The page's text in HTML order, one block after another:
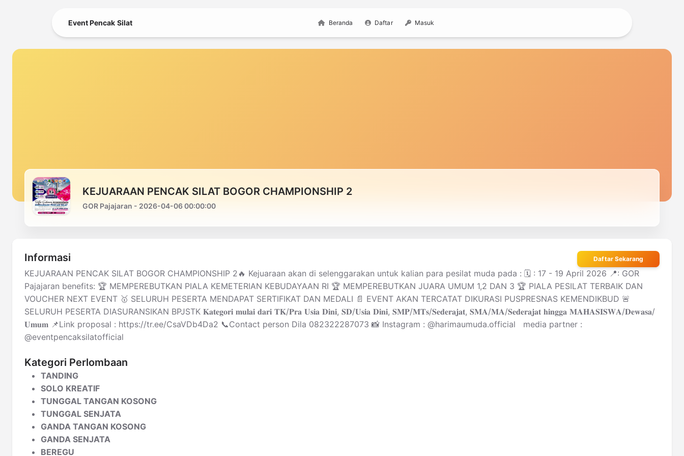
Event Pencak Silat Beranda Daftar Masuk
KEJUARAAN PENCAK SILAT BOGOR CHAMPIONSHIP 2
GOR Pajajaran - 2026-04-06 00:00:00
Informasi Daftar Sekarang
KEJUARAAN PENCAK SILAT BOGOR CHAMPIONSHIP 2🔥 Kejuaraan akan di selenggarakan untuk kalian para pesilat muda pada : 🗓️ : 17 - 19 April 2026 📍: GOR
Pajajaran benefits: 🏆 MEMPEREBUTKAN PIALA KEMETERIAN KEBUDAYAAN RI 🏆 MEMPEREBUTKAN JUARA UMUM 1,2 DAN 3 🏆 PIALA PESILAT TERBAIK DAN
VOUCHER NEXT EVENT 🥇 SELURUH PESERTA MENDAPAT SERTIFIKAT DAN MEDALI 📄 EVENT AKAN TERCATAT DIKURASI PUSPRESNAS KEMENDIKBUD 🚨
SELURUH PESERTA DIASURANSIKAN BPJSTK 𝐊𝐚𝐭𝐞𝐠𝐨𝐫𝐢 𝐦𝐮𝐥𝐚𝐢 𝐝𝐚𝐫𝐢 𝐓𝐊/𝐏𝐫𝐚 𝐔𝐬𝐢𝐚 𝐃𝐢𝐧𝐢, 𝐒𝐃/𝐔𝐬𝐢𝐚 𝐃𝐢𝐧𝐢, 𝐒𝐌𝐏/𝐌𝐓𝐬/𝐒𝐞𝐝𝐞𝐫𝐚𝐣𝐚𝐭, 𝐒𝐌𝐀/𝐌𝐀/𝐒𝐞𝐝𝐞𝐫𝐚𝐣𝐚𝐭 𝐡𝐢𝐧𝐠𝐠𝐚 𝐌𝐀𝐇𝐀𝐒𝐈𝐒𝐖𝐀/𝐃𝐞𝐰𝐚𝐬𝐚/
𝐔𝐦𝐮𝐦 📌Link proposal : https://tr.ee/CsaVDb4Da2 📞Contact person Dila 082322287073 📸 Instagram : @harimaumuda.official media partner :
@eventpencaksilatofficial
Kategori Perlombaan
TANDING
SOLO KREATIF
TUNGGAL TANGAN KOSONG
TUNGGAL SENJATA
GANDA TANGAN KOSONG
GANDA SENJATA
BEREGU